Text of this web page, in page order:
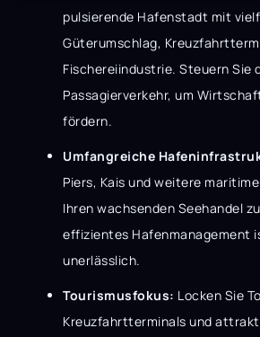
pulsierende Hafenstadt mit
Güterumschlag,
Fischereiindustrie. Steuern Sie
Passagierverkehr, um
fördern.
Umfangreiche
Piers, Kais und weitere
Ihren wachsenden Seehandel
effizientes Hafenmanagement
unerlässlich.
Tourismusfokus: Locken Sie
Kreuzfahrtterminals und